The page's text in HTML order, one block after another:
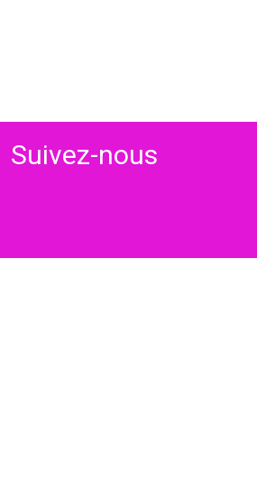
Suivez-nous